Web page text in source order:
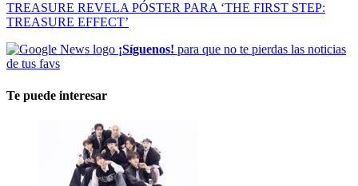
TREASURE REVELA PÓSTER PARA ‘THE FIRST STEP:
TREASURE EFFECT’
¡Síguenos! para que no te pierdas las noticias
de tus favs
Te puede interesar